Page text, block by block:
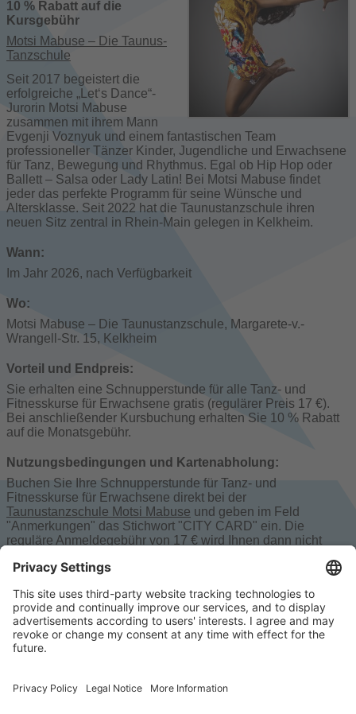
10 % Rabatt auf die
Kursgebühr
Motsi Mabuse – Die Taunus-
Tanzschule
Seit 2017 begeistert die
erfolgreiche „Let‘s Dance“-
Jurorin Motsi Mabuse
zusammen mit ihrem Mann
Evgenji Voznyuk und einem fantastischen Team
professioneller Tänzer Kinder, Jugendliche und Erwachsene
für Tanz, Bewegung und Rhythmus. Egal ob Hip Hop oder
Ballett – Salsa oder Lady Latin! Bei Motsi Mabuse findet
jeder das perfekte Programm für seine Wünsche und
Altersklasse. Seit 2022 hat die Taunustanzschule ihren
neuen Sitz zentral in Rhein-Main gelegen in Kelkheim.
Wann:
Im Jahr 2026, nach Verfügbarkeit
Wo:
Motsi Mabuse – Die Taunustanzschule, Margarete-v.-
Wrangell-Str. 15, Kelkheim
Vorteil und Endpreis:
Sie erhalten eine Schnupperstunde für alle Tanz- und
Fitnesskurse für Erwachsene gratis (regulärer Preis 17 €).
Bei anschließender Kursbuchung erhalten Sie 10 % Rabatt
auf die Monatsgebühr.
Nutzungsbedingungen und Kartenabholung:
Buchen Sie Ihre Schnupperstunde für Tanz- und
Fitnesskurse für Erwachsene direkt bei der
Taunustanzschule Motsi Mabuse und geben im Feld
"Anmerkungen" das Stichwort "CITY CARD" ein. Die
reguläre Anmeldegebühr von 17 € wird Ihnen dann nicht
Bei anschließender Buchung eines Kurses erhalten Sie 10
Für diese Veranstaltung ist keine CITY CARD Buchung
erforderlich.